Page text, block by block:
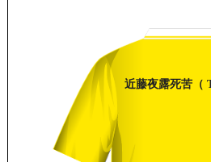
近藤夜露死苦（